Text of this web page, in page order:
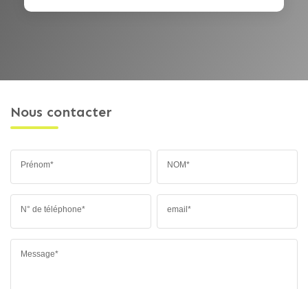
Nous contacter
Prénom* NOM*
N° de téléphone* email*
Message*